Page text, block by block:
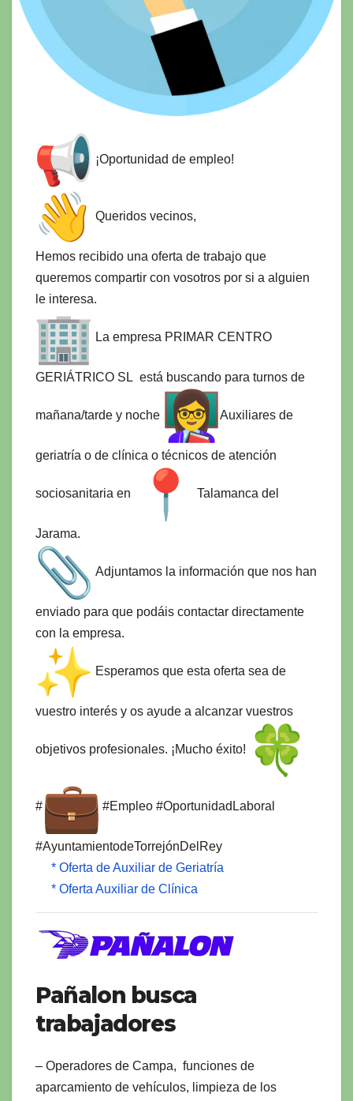
¡Oportunidad de empleo!
Queridos vecinos,
Hemos recibido una oferta de trabajo que
queremos compartir con vosotros por si a alguien
le interesa.
La empresa PRIMAR CENTRO
GERIÁTRICO SL está buscando para turnos de
mañana/tarde y noche Auxiliares de
geriatría o de clínica o técnicos de atención
sociosanitaria en Talamanca del
Jarama.
Adjuntamos la información que nos han
enviado para que podáis contactar directamente
con la empresa.
Esperamos que esta oferta sea de
vuestro interés y os ayude a alcanzar vuestros
objetivos profesionales. ¡Mucho éxito!
# #Empleo #OportunidadLaboral
#AyuntamientodeTorrejónDelRey
* Oferta de Auxiliar de Geriatría
* Oferta Auxiliar de Clínica
Pañalon busca
trabajadores
– Operadores de Campa, funciones de
aparcamiento de vehículos, limpieza de los